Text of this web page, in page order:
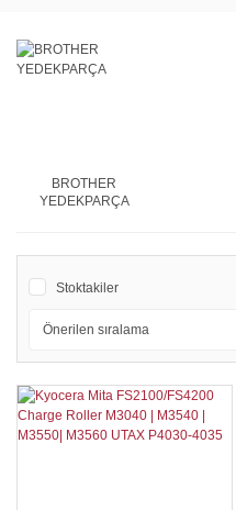
BROTHER
YEDEKPARÇA
Stoktakiler